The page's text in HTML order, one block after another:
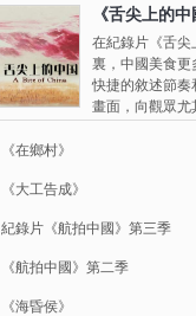
《舌尖上的
在紀錄片《舌尖
裏，中國美食更
快捷的敘述節奏
畫面，向觀眾尤
《在鄉村》
《大工告成》
紀錄片《航拍中國》第三季
《航拍中國》第二季
《海昏侯》